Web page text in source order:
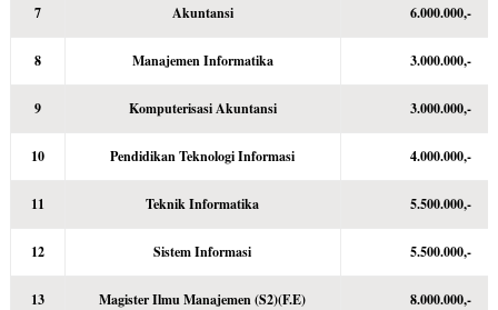
7 Akuntansi 6.000.000,-
8 Manajemen Informatika 3.000.000,-
9 Komputerisasi Akuntansi 3.000.000,-
10 Pendidikan Teknologi Informasi 4.000.000,-
11 Teknik Informatika 5.500.000,-
12 Sistem Informasi 5.500.000,-
13 Magister Ilmu Manajemen (S2)(F.E) 8.000.000,-